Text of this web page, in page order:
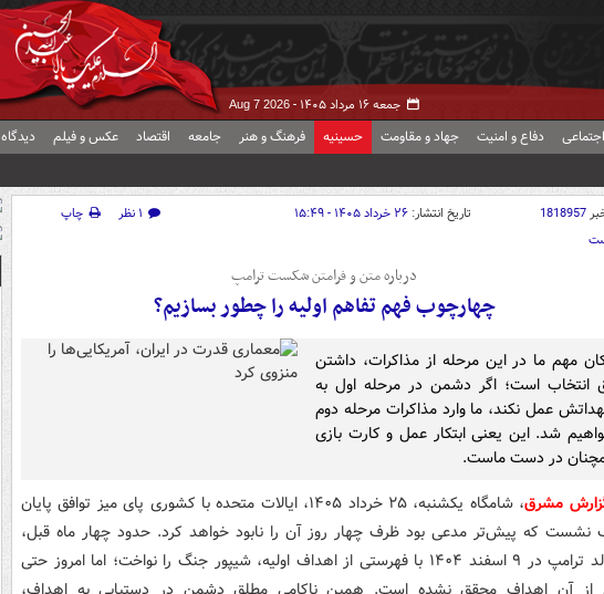
جمعه ۱۶ مرداد ۱۴۰۵ - Aug 7 2026
دفاع و امنیت جهاد و مقاومت حسینیه فرهنگ و هنر جامعه اقتصاد عکس و فیلم دیدگاه
1818957 تاریخ انتشار: ۲۶ خرداد ۱۴۰۵ - ۱۵:۴۹ ۱ نظر
چاپ
درباره متن و فرامتن شکست ترامپ
چهارچوب فهم تفاهم اولیه‌ را چطور بسازیم؟
مهم ما در این مرحله از مذاکرات، داشتن
انتخاب است؛ اگر دشمن در مرحله اول به
عمل نکند، ما وارد مذاکرات مرحله دوم
شد. این یعنی ابتکار عمل و کارت بازی
در دست ماست.
مشرق
، شامگاه یکشنبه، ۲۵ خرداد ۱۴۰۵، ایالات متحده با کشوری پای میز توافق پایان
نشست که پیش‌تر مدعی بود ظرف چهار روز آن را نابود خواهد کرد. حدود چهار ماه قبل،
دونالد ترامپ در ۹ اسفند ۱۴۰۴ با فهرستی از اهداف اولیه، شیپور جنگ را نواخت؛ اما امروز حتی